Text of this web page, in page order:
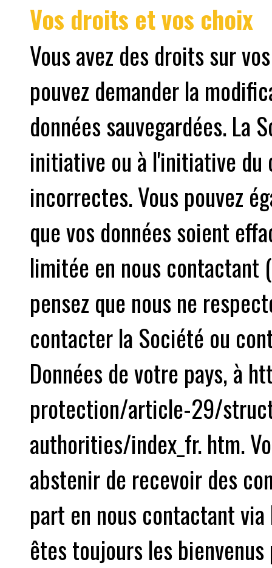
Vos droits et vos choix
Vous avez des droits sur
pouvez demander la
données sauvegardées.
initiative ou à l'initiative du
incorrectes. Vous pouvez
que vos données soient
limitée en nous contactant
pensez que nous ne
contacter la Société ou
Données de votre pays, à
protection/article-29/
authorities/index_fr. htm.
abstenir de recevoir des
part en nous contactant
êtes toujours les